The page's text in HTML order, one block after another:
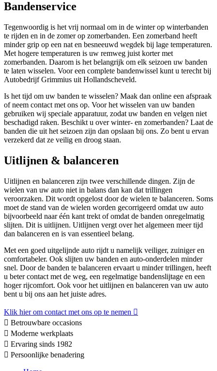
Bandenservice
Tegenwoordig is het vrij normaal om in de winter op winterbanden
te rijden en in de zomer op zomerbanden. Een zomerband heeft
minder grip op een nat en besneeuwd wegdek bij lage temperaturen.
Met hogere temperaturen is uw remweg juist korter met
zomerbanden. Daarom is het belangrijk om elk seizoen uw banden
te laten wisselen. Voor een complete bandenwissel kunt u terecht bij
Autobedrijf Grimmius uit Hollandscheveld.
Is het tijd om uw banden te wisselen? Maak dan online een afspraak
of neem contact met ons op. Voor het wisselen van uw banden
gebruiken wij speciale apparatuur, zodat uw banden en velgen niet
beschadigd raken. Beschikt u over winter- en zomerbanden? Laat de
banden die uit het seizoen zijn dan opslaan bij ons. Zo bent u ervan
verzekerd dat ze veilig en droog staan.
Uitlijnen & balanceren
Uitlijnen en balanceren zijn twee verschillende dingen. Zijn de
wielen van uw auto niet in balans dan kan dat trillingen
veroorzaken. Dit wordt opgelost door de wielen te balanceren. Soms
moet de stand van de wielen worden gecorrigeerd omdat uw auto
bijvoorbeeld naar één kant trekt of omdat de banden onregelmatig
slijten. Dit is uitlijnen. Uitlijnen vergt over het algemeen meer tijd
dan balanceren en is van essentieel belang.
Met een goed uitgelijnde auto rijdt u namelijk veiliger, zuiniger en
comfortabeler. Ook slijten uw banden en auto-onderdelen minder
snel. Door de banden te balanceren ervaart u minder trillingen, heeft
u beter contact met de weg, een regelmatige bandenslijtage en een
hoger rijcomfort. Ook voor het uitlijnen en balanceren van uw auto
bent u bij ons aan het juiste adres.
Klik hier om contact met ons op te nemen
Betrouwbare occasions
Moderne werkplaats
Ervaring sinds 1982
Persoonlijke benadering